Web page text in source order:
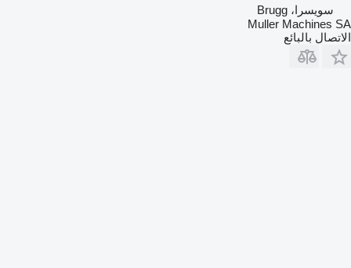
سويسرا، Brugg
Muller Machines SA
الاتصال بالبائع